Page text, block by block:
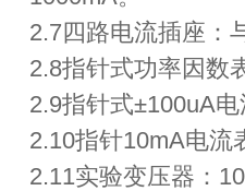
2.7四路电流插座：
2.8指针式功率因数
2.9指针式±100uA
2.10指针10mA电流
2.11实验变压器：